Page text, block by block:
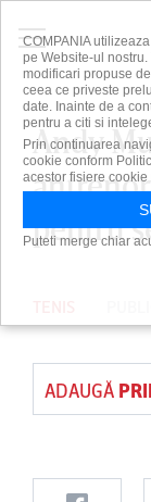
Andy
pentru
ADAUGĂ
COMPANIA
pe Website-ul
modificari propuse
ceea ce priveste
date. Inainte de a
pentru a citi si
Prin continuarea
cookie conform
acestor fisiere
Puteti merge chiar